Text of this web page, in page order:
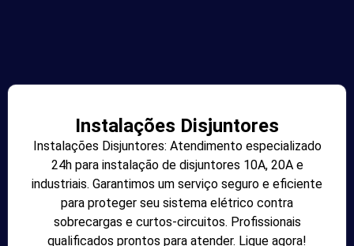
Instalações Disjuntores
Instalações Disjuntores: Atendimento especializado
24h para instalação de disjuntores 10A, 20A e
industriais. Garantimos um serviço seguro e eficiente
para proteger seu sistema elétrico contra
sobrecargas e curtos-circuitos. Profissionais
qualificados prontos para atender. Ligue agora!